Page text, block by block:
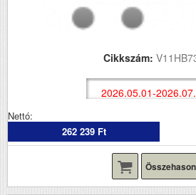
Cikkszám:
2026.05.01-
Nettó:
262 239 Ft